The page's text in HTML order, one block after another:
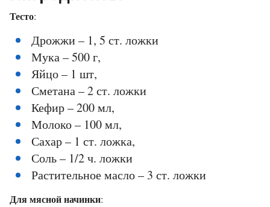
Тесто:
Дрожжи – 1, 5 ст. ложки
Мука – 500 г,
Яйцо – 1 шт,
Сметана – 2 ст. ложки
Кефир – 200 мл,
Молоко – 100 мл,
Сахар – 1 ст. ложка,
Соль – 1/2 ч. ложки
Растительное масло – 3 ст. ложки
Для мясной начинки: